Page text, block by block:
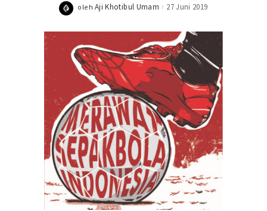
Posted
oleh Aji Khotibul Umam 27 Juni 2019